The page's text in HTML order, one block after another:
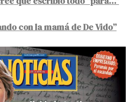
con la mamá de De Vido”